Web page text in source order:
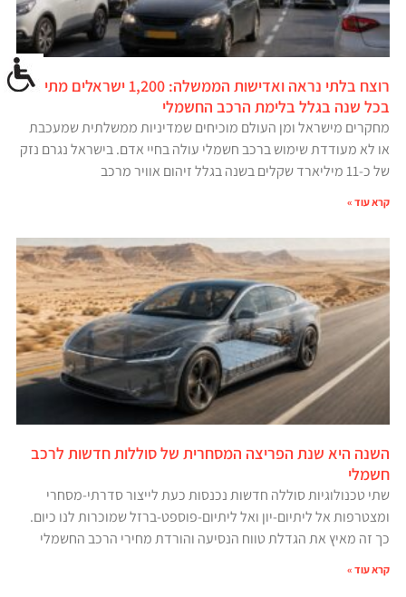
רוצח בלתי נראה ואדישות הממשלה: 1,200 ישראלים מתים
בכל שנה בגלל בלימת הרכב החשמלי
מחקרים מישראל ומן העולם מוכיחים שמדיניות ממשלתית שמעכבת
או לא מעודדת שימוש ברכב חשמלי עולה בחיי אדם. בישראל נגרם נזק
של כ-11 מיליארד שקלים בשנה בגלל זיהום אוויר מרכב
קרא עוד »
השנה היא שנת הפריצה המסחרית של סוללות חדשות לרכב
חשמלי
שתי טכנולוגיות סוללה חדשות נכנסות כעת לייצור סדרתי-מסחרי
ומצטרפות אל ליתיום-יון ואל ליתיום-פוספט-ברזל שמוכרות לנו כיום.
כך זה מאיץ את הגדלת טווח הנסיעה והורדת מחירי הרכב החשמלי
קרא עוד »